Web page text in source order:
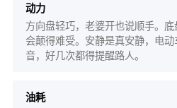
动力
方向盘轻巧，老婆开也说顺手。
会颠得难受。安静是真安静，电
音，好几次都得提醒路人。
油耗